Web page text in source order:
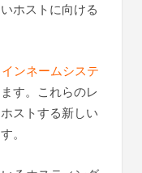
ホストに向ける
ンネームシステ
す。これらのレ
ストする新しい
。